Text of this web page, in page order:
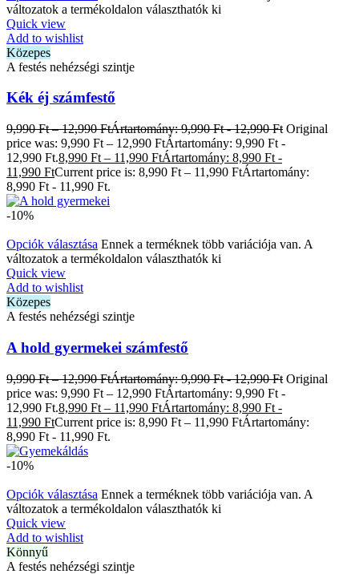
változatok a termékoldalon választhatók ki
Quick view
Add to wishlist
Közepes
A festés nehézségi szintje
Kék éj számfestő
9,990Ft – 12,990FtÁrtartomány: 9,990 Ft - 12,990 Ft Original
price was: 9,990 Ft – 12,990 FtÁrtartomány: 9,990 Ft -
12,990 Ft.8,990 Ft – 11,990 FtÁrtartomány: 8,990 Ft -
11,990 FtCurrent price is: 8,990 Ft – 11,990 FtÁrtartomány:
8,990 Ft - 11,990 Ft.
-10%
Opciók választása Ennek a terméknek több variációja van. A
változatok a termékoldalon választhatók ki
Quick view
Add to wishlist
Közepes
A festés nehézségi szintje
A hold gyermekei számfestő
9,990Ft – 12,990FtÁrtartomány: 9,990 Ft - 12,990 Ft Original
price was: 9,990 Ft – 12,990 FtÁrtartomány: 9,990 Ft -
12,990 Ft.8,990 Ft – 11,990 FtÁrtartomány: 8,990 Ft -
11,990 FtCurrent price is: 8,990 Ft – 11,990 FtÁrtartomány:
8,990 Ft - 11,990 Ft.
-10%
Opciók választása Ennek a terméknek több variációja van. A
változatok a termékoldalon választhatók ki
Quick view
Add to wishlist
Könnyű
A festés nehézségi szintje